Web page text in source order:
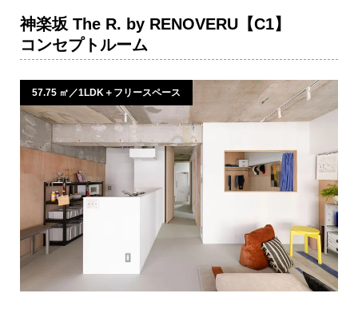
神楽坂 The R. by RENOVERU【C1】
コンセプトルーム
57.75 ㎡／1LDK＋フリースペース